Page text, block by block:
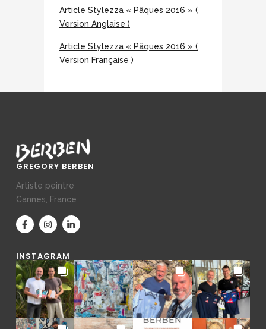
Article Stylezza « Pâques 2016 » (
Version Anglaise )
Article Stylezza « Pâques 2016 » (
Version Française )
GREGORY BERBEN
Artiste peintre
Cannes, France
INSTAGRAM